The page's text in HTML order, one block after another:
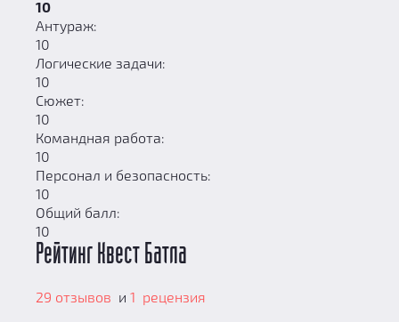
10
Антураж:
10
Логические задачи:
10
Сюжет:
10
Командная работа:
10
Персонал и безопасность:
10
Общий балл:
10
Рейтинг Квест Батла
29 отзывов и 1 рецензия